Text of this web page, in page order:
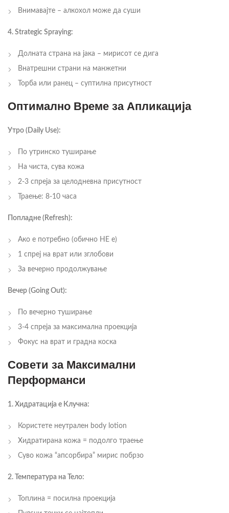
Внимавајте – алкохол може да суши
4. Strategic Spraying:
Долната страна на јака – мирисот се дига
Внатрешни страни на манжетни
Торба или ранец – суптилна присутност
Оптимално Време за Апликација
Утро (Daily Use):
По утринско туширање
На чиста, сува кожа
2-3 спреја за целодневна присутност
Траење: 8-10 часа
Попладне (Refresh):
Ако е потребно (обично НЕ е)
1 спреј на врат или зглобови
За вечерно продолжување
Вечер (Going Out):
По вечерно туширање
3-4 спреја за максимална проекција
Фокус на врат и градна коска
Совети за Максимални
Перформанси
1. Хидратација е Клучна:
Користете неутрален body lotion
Хидратирана кожа = подолго траење
Суво кожа “апсорбира” мирис побрзо
2. Температура на Тело:
Топлина = посилна проекција